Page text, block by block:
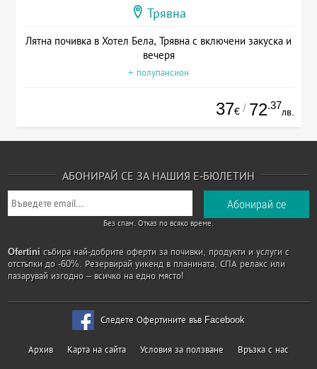
Трявна
Лятна почивка в Хотел Бела, Трявна с включени закуска и
вечеря
+ полупансион
37€ / 72.37
лв.
АБОНИРАЙ СЕ ЗА НАШИЯ Е-БЮЛЕТИН
Без спам. Отказ по всяко време.
Ofertini събира най-добрите оферти за почивки, продукти и услуги с
отстъпки до -60%. Резервирай уикенд в планината, СПА релакс или
пазарувай изгодно – всичко на едно място!
Следете Офертините във Facebook
Архив Карта на сайта Условия за ползване Връзка с нас